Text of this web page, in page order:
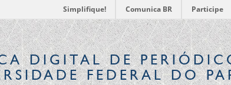
Simplifique! Comunica BR Participe
DIGITALDE
FEDERAL DO